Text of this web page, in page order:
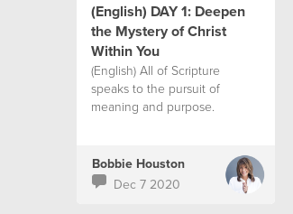
(English) DAY 1: Deepen
the Mystery of Christ
Within You
(English) All of Scripture
speaks to the pursuit of
meaning and purpose.
Bobbie Houston
Dec 7 2020